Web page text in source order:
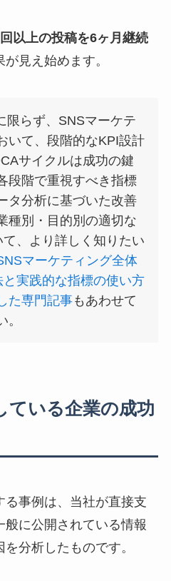
以上の投稿を6ヶ月継続
見え始めます。
限らず、SNSマーケテ
いて、段階的なKPI設計
サイクルは成功の鍵
段階で重視すべき指標
タ分析に基づいた改善
種別・目的別の適切な
、より詳しく知りたい
マーケティング全体
実践的な指標の使い方
た専門記事もあわせて
。
ている企業の成功
事例は、当社が直接支
に公開されている情報
分析したものです。